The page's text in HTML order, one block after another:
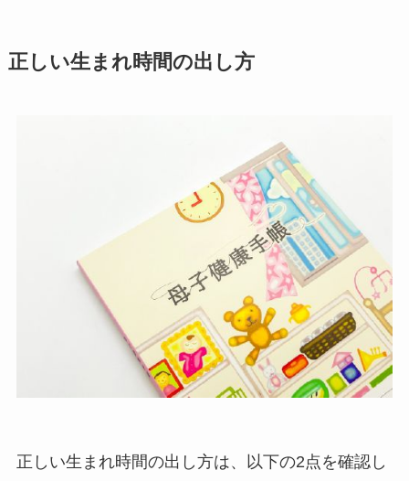
正しい生まれ時間の出し方
正しい生まれ時間の出し方は、以下の2点を確認し